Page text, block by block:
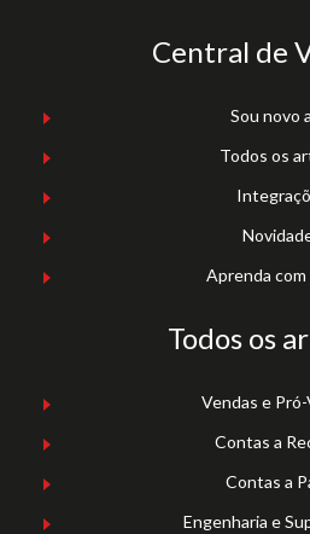
Central de
Sou novo
Todos os
Aprenda com
Todos os
Vendas e
Contas a
Contas a
Engenharia e